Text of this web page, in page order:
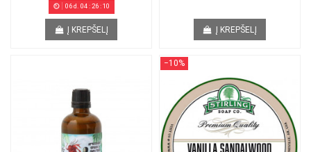
06d. 04:26:09
Į KREPŠELĮ Į KREPŠELĮ
−10%